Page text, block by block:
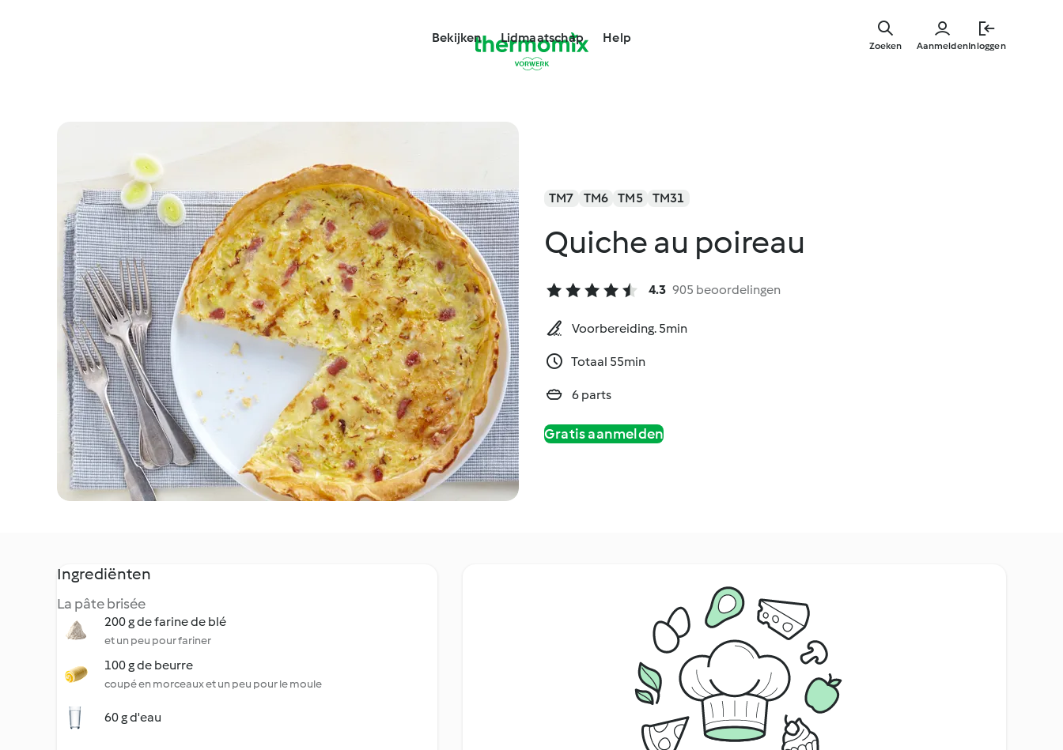
Bekijken Lidmaatschap Help
AanmeldenInloggen
Zoeken
TM7 TM6 TM5 TM31
Quiche au poireau
4.3 905 beoordelingen
Voorbereiding. 5min
Totaal 55min
6 parts
Gratis aanmelden
Ingrediënten
La pâte brisée
200 g de farine de blé
et un peu pour fariner
100 g de beurre
coupé en morceaux et un peu pour le moule
60 g d'eau